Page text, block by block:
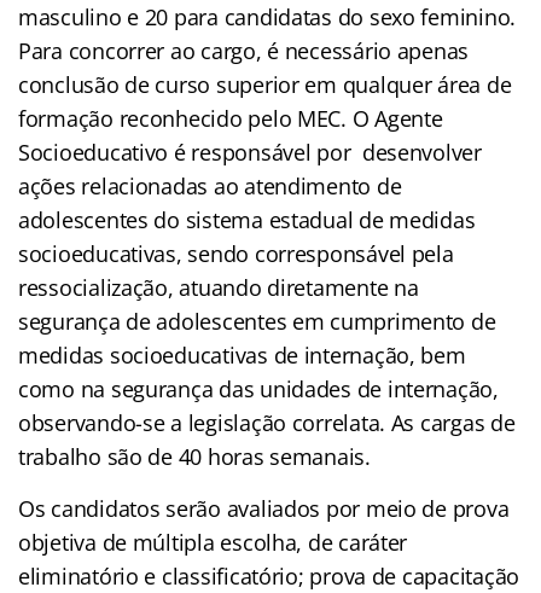
masculino e 20 para candidatas do sexo feminino.
Para concorrer ao cargo, é necessário apenas
conclusão de curso superior em qualquer área de
formação reconhecido pelo MEC. O Agente
Socioeducativo é responsável por desenvolver
ações relacionadas ao atendimento de
adolescentes do sistema estadual de medidas
socioeducativas, sendo corresponsável pela
ressocialização, atuando diretamente na
segurança de adolescentes em cumprimento de
medidas socioeducativas de internação, bem
como na segurança das unidades de internação,
observando-se a legislação correlata. As cargas de
trabalho são de 40 horas semanais.
Os candidatos serão avaliados por meio de prova
objetiva de múltipla escolha, de caráter
eliminatório e classificatório; prova de capacitação